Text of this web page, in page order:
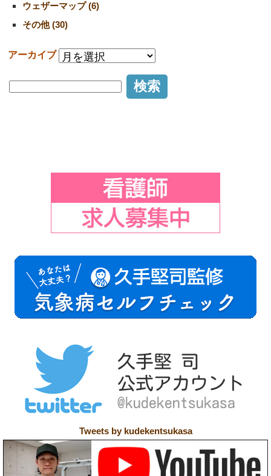
ウェザーマップ (6)
その他 (30)
アーカイブ
Tweets by kudekentsukasa